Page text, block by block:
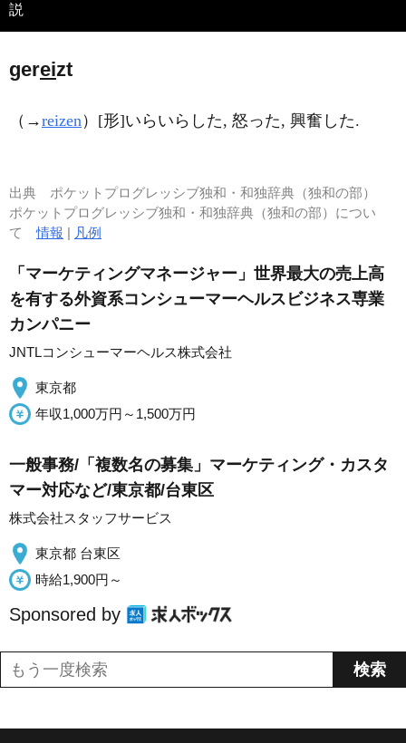
説
gereizt
（→reizen ）[形]いらいらした, 怒った, 興奮した.
出典 ポケットプログレッシブ独和・和独辞典（独和の部）
ポケットプログレッシブ独和・和独辞典（独和の部）につい
て情報 | 凡例
「マーケティングマネージャー」世界最大の売上高
を有する外資系コンシューマーヘルスビジネス専業
カンパニー
JNTLコンシューマーヘルス株式会社
東京都
年収1,000万円～1,500万円
一般事務/「複数名の募集」マーケティング・カスタ
マー対応など/東京都/台東区
株式会社スタッフサービス
東京都 台東区
時給1,900円～
Sponsored by